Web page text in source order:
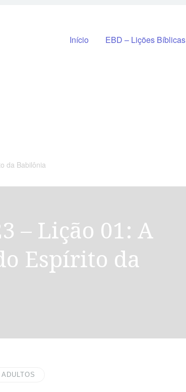
Pular para o conteúdo
Início EBD – Lições Bíblicas
da Babilônia
Espírito da